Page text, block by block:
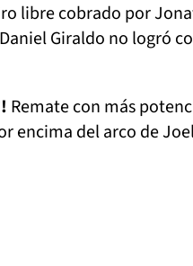
libre cobrado por
Giraldo no logró
Remate con más
encima del arco de